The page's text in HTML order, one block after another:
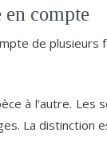
compte
de plusieurs
à l’autre.
La